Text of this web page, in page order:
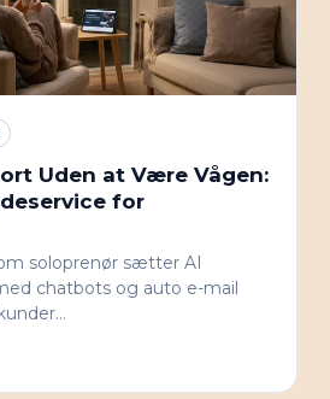
Uden at Være Vågen:
for
soloprenør sætter AI
chatbots og auto e-mail